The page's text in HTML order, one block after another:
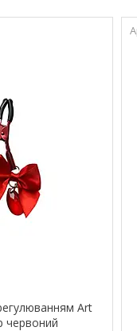
Art
червоний